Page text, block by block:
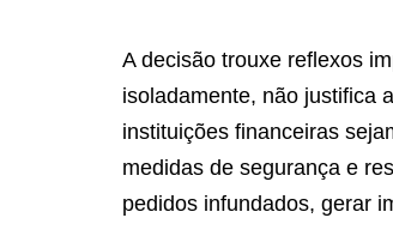
A decisão trouxe reflexos
isoladamente, não justifica
instituições financeiras
medidas de segurança e
pedidos infundados, gerar